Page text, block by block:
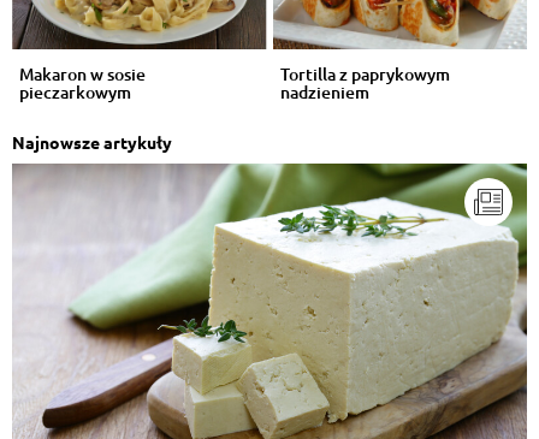
Makaron w sosie
pieczarkowym
Tortilla z paprykowym
nadzieniem
Najnowsze artykuły